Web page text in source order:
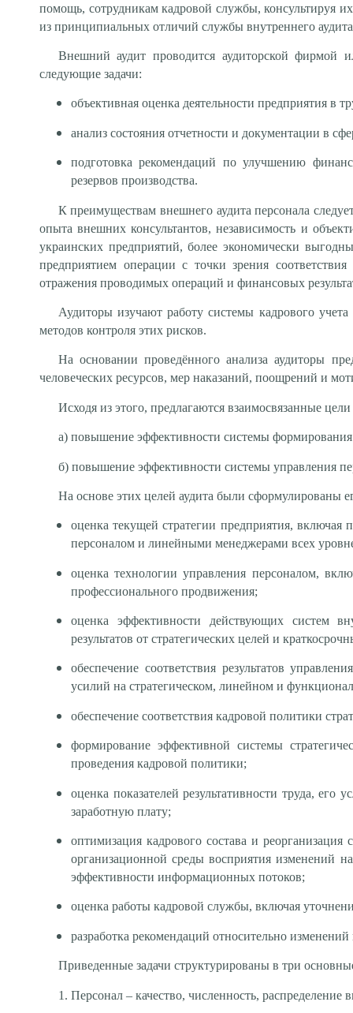
помощь, сотрудникам кадровой службы, консультируя
из принципиальных отличий службы внутреннего
Внешний аудит проводится аудиторской фирмой
следующие задачи:
объективная оценка деятельности предприятия в
анализ состояния отчетности и документации в
подготовка рекомендаций по улучшению
резервов производства.
К преимуществам внешнего аудита персонала
опыта внешних консультантов, независимость и
украинских предприятий, более экономически
предприятием операции с точки зрения
отражения проводимых операций и финансовых
Аудиторы изучают работу системы кадрового
методов контроля этих рисков.
На основании проведённого анализа аудиторы
человеческих ресурсов, мер наказаний, поощрений и
Исходя из этого, предлагаются взаимосвязанные цели
а) повышение эффективности системы
б) повышение эффективности системы управления
На основе этих целей аудита были сформулированы
оценка текущей стратегии предприятия,
персоналом и линейными менеджерами всех
оценка технологии управления персоналом,
профессионального продвижения;
оценка эффективности действующих систем
результатов от стратегических целей и
обеспечение соответствия результатов
усилий на стратегическом, линейном и
обеспечение соответствия кадровой политики
формирование эффективной системы
проведения кадровой политики;
оценка показателей результативности труда, его
заработную плату;
оптимизация кадрового состава и
организационной среды восприятия изменений
эффективности информационных потоков;
оценка работы кадровой службы, включая
разработка рекомендаций относительно
Приведенные задачи структурированы в три
1. Персонал – качество, численность, распределение